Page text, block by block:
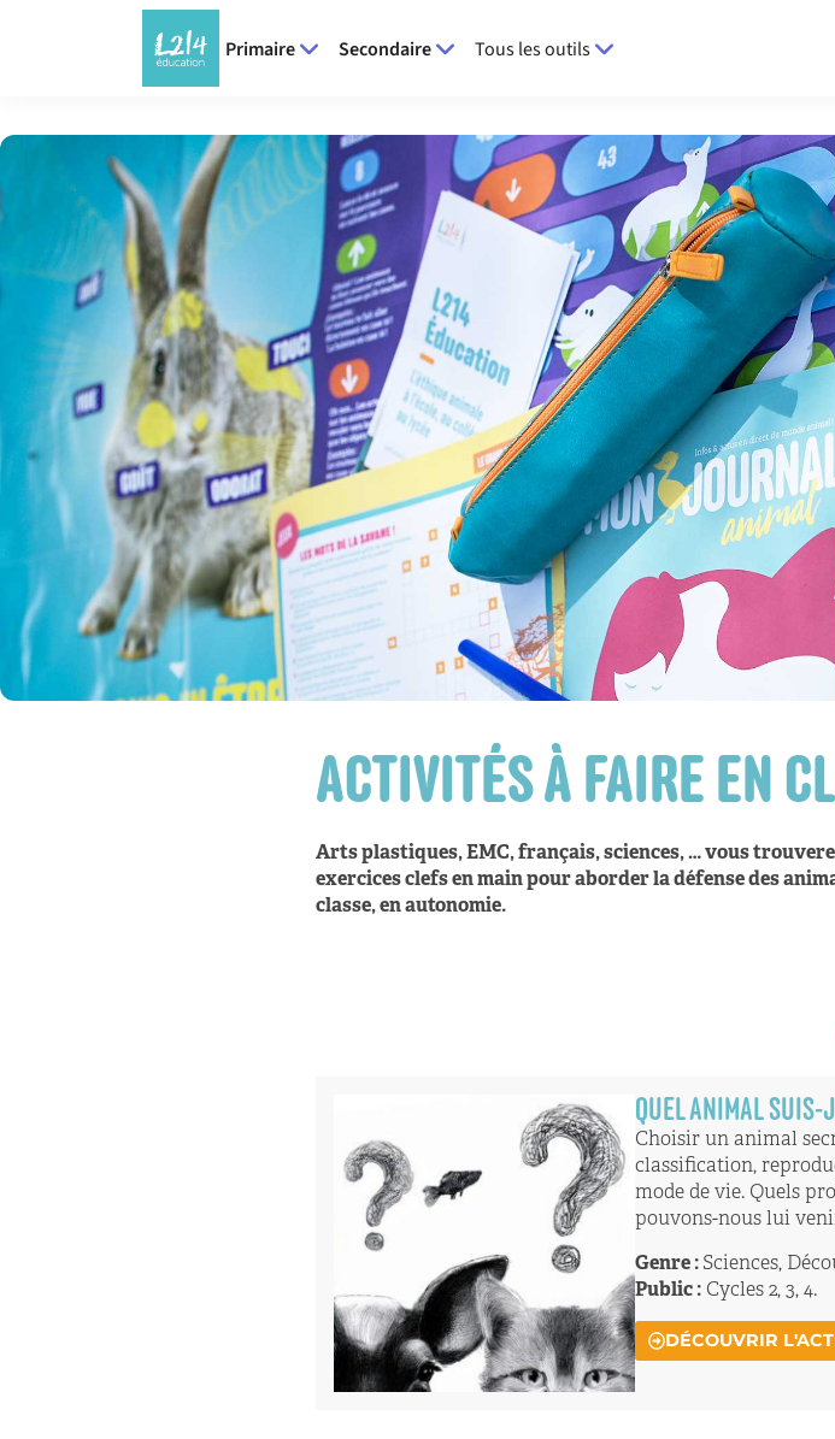
Primaire Secondaire Tous les outils
ACTIVITÉS À FAIRE EN
Arts plastiques, EMC, français, sciences, … vous
exercices clefs en main pour aborder la défense des
classe, en autonomie.
QUEL ANIMAL SUIS-
Choisir un animal
classification,
mode de vie. Quels
pouvons-nous lui
Genre : Sciences,
Public : Cycles 2, 3, 4.
DÉCOUVRIR